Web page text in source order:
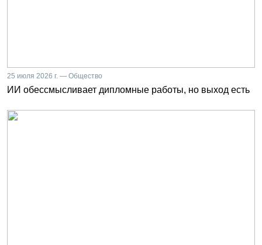
25 июля 2026 г. — Общество
ИИ обессмысливает дипломные работы, но выход есть